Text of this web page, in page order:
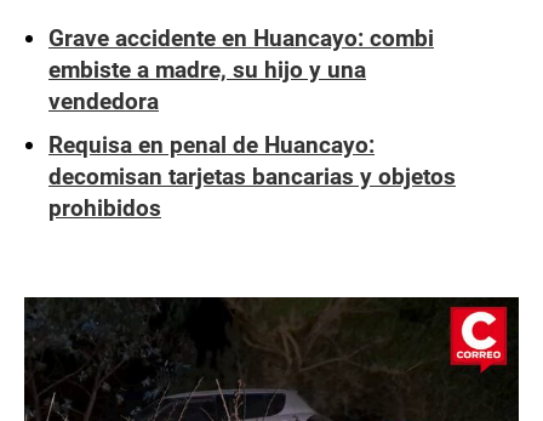
Grave accidente en Huancayo: combi
embiste a madre, su hijo y una
vendedora
Requisa en penal de Huancayo:
decomisan tarjetas bancarias y objetos
prohibidos